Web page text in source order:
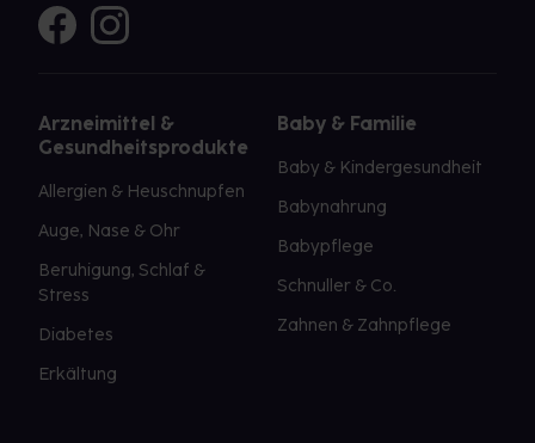
Arzneimittel &
Gesundheitsprodukte
Allergien & Heuschnupfen
Auge, Nase & Ohr
Beruhigung, Schlaf &
Stress
Diabetes
Erkältung
Baby & Familie
Baby & Kindergesundheit
Babynahrung
Babypflege
Schnuller & Co.
Zahnen & Zahnpflege